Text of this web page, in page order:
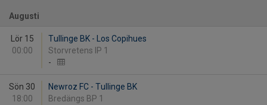
Augusti
Lör 15
00:00
Tullinge BK - Los Copihues
Storvretens IP 1
-
Sön 30
18:00
Newroz FC - Tullinge BK
Bredängs BP 1